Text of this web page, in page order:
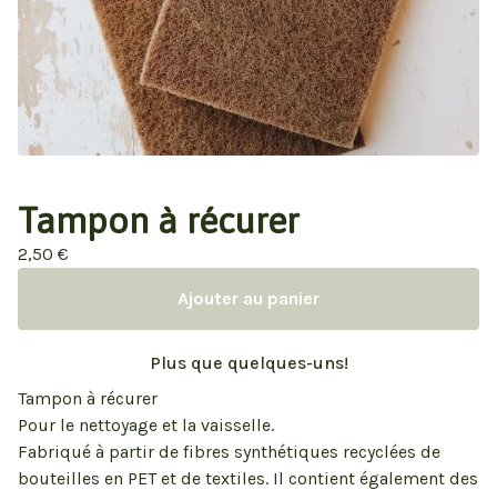
Tampon à récurer
2,50 €
Ajouter au panier
Plus que quelques-uns!
Tampon à récurer
Pour le nettoyage et la vaisselle.
Fabriqué à partir de fibres synthétiques recyclées de
bouteilles en PET et de textiles. Il contient également des